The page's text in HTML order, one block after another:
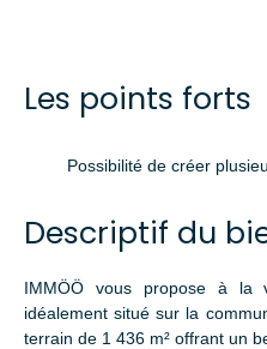
Les points forts
Possibilité de créer
Descriptif du
IMMÖÖ vous propose à la
idéalement situé sur la
terrain de 1 436 m² offrant un